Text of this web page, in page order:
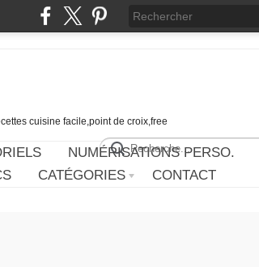
cuisine facile,point de croix,free
NUMÉRISATIONS PERSO.
CATÉGORIES CONTACT